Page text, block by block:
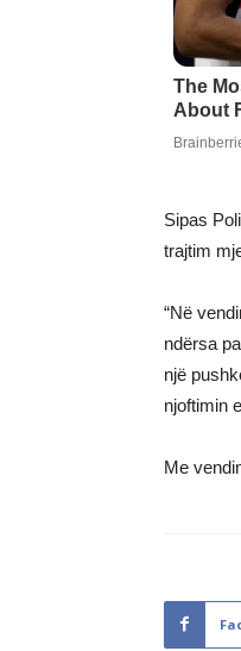
Sipas
trajtim
“Në
ndërsa
një
njoftimin
Me